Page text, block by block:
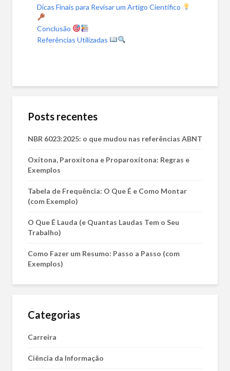
Dicas Finais para Revisar um Artigo Científico
Conclusão
Referências Utilizadas
Posts recentes
NBR 6023:2025: o que mudou nas referências ABNT
Oxítona, Paroxítona e Proparoxítona: Regras e
Exemplos
Tabela de Frequência: O Que É e Como Montar
(com Exemplo)
O Que É Lauda (e Quantas Laudas Tem o Seu
Trabalho)
Como Fazer um Resumo: Passo a Passo (com
Exemplos)
Categorias
Carreira
Ciência da Informação